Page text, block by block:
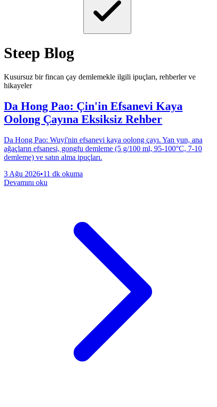
Steep Blog
Kusursuz bir fincan çay demlemekle ilgili ipuçları, rehberler ve
hikayeler
Da Hong Pao: Çin'in Efsanevi Kaya
Oolong Çayına Eksiksiz Rehber
Da Hong Pao: Wuyi'nin efsanevi kaya oolong çayı. Yan yun, ana
ağaçların efsanesi, gongfu demleme (5 g/100 ml, 95-100°C, 7-10
demleme) ve satın alma ipuçları.
3 Ağu 2026•11 dk okuma
Devamını oku